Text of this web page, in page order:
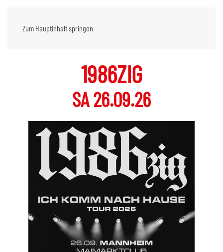
Zum Hauptinhalt springen
1986ZIG
SA 26.09.26